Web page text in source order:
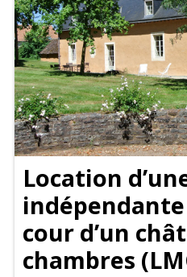
Location
indépendante
cour d’un
chambres (